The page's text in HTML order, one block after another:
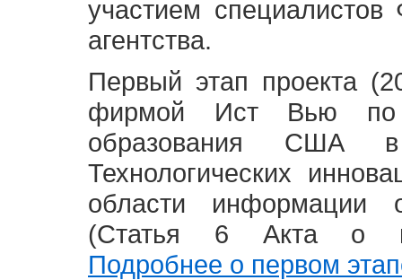
участием специалистов
агентства.
Первый этап проекта
фирмой Ист Вью по
образования США
Технологических
области информации
(Статья 6 Акта о
Подробнее о первом